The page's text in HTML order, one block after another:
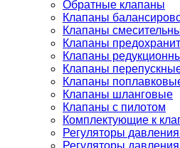
Обратные клапаны
Клапаны
Клапаны
Клапаны
Клапаны
Клапаны
Клапаны
Клапаны шланговые
Клапаны с пилотом
Комплектующие к
Регуляторы
Регуляторы